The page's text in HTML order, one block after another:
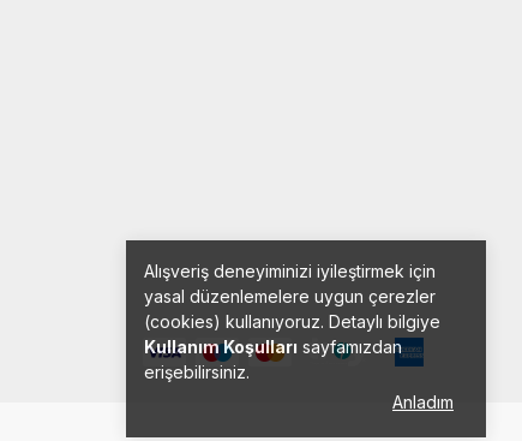
Alışveriş deneyiminizi iyileştirmek için
yasal düzenlemelere uygun çerezler
(cookies) kullanıyoruz. Detaylı bilgiye
Kullanım Koşulları sayfamızdan
erişebilirsiniz.
Anladım